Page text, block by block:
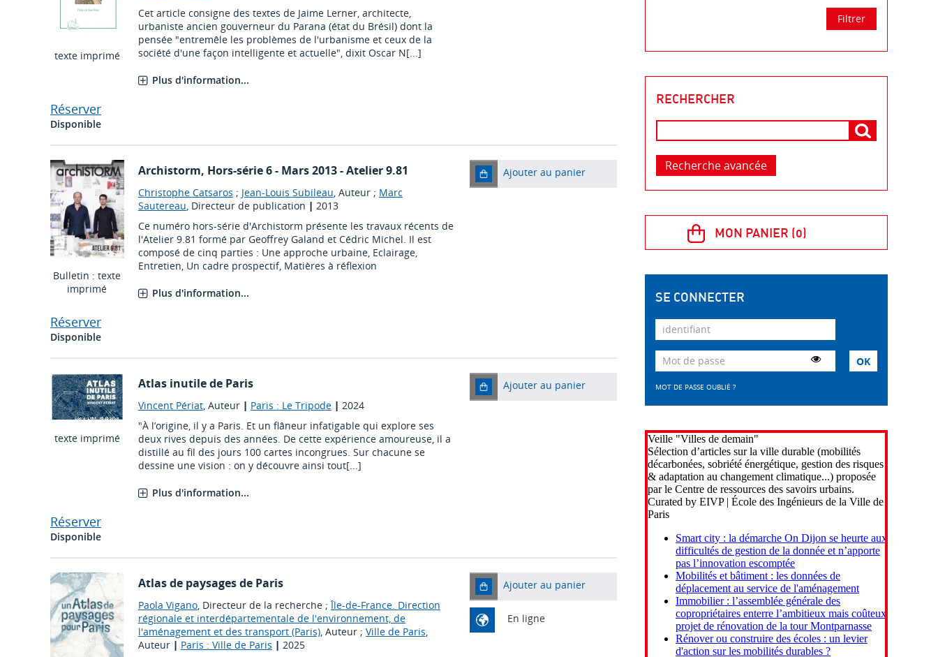
texte imprimé
Cet article consigne des textes de Jaime Lerner, architecte,
urbaniste ancien gouverneur du Parana (état du Brésil) dont la
pensée "entremêle les problèmes de l'urbanisme et ceux de la
société d'une façon intelligente et actuelle", dixit Oscar N[...]
Plus d'information...
Réserver
Disponible
Bulletin : texte
imprimé
Archistorm, Hors-série 6 - Mars 2013 - Atelier 9.81
Christophe Catsaros ; Jean-Louis Subileau , Auteur ; Marc
Sautereau , Directeur de publication | 2013
Ce numéro hors-série d'Archistorm présente les travaux récents de
l'Atelier 9.81 formé par Geoffrey Galand et Cédric Michel. Il est
composé de cinq parties : Une approche urbaine, Eclairage,
Entretien, Un cadre prospectif, Matières à réflexion
Plus d'information...
Ajouter au panier
Réserver
Disponible
texte imprimé
Atlas inutile de Paris
Vincent Périat, Auteur | Paris : Le Tripode| 2024
"À l’origine, il y a Paris. Et un flâneur infatigable qui explore ses
deux rives depuis des années. De cette expérience amoureuse, il a
distillé au fil des jours 100 cartes incongrues. Sur chacune se
dessine une vision : on y découvre ainsi tout[...]
Plus d'information...
Ajouter au panier
Réserver
Disponible
Atlas de paysages de Paris
Paola Vigano, Directeur de la recherche ;Île-de-France. Direction
régionale et interdépartementale de l'environnement, de
l'aménagement et des transport (Paris), Auteur ; Ville de Paris
Auteur | Paris : Ville de Paris | 2025
Ajouter au panier
En ligne
RECHERCHER
Recherche avancée
SE CONNECTER
MOT DE PASSE OUBLIÉ ?